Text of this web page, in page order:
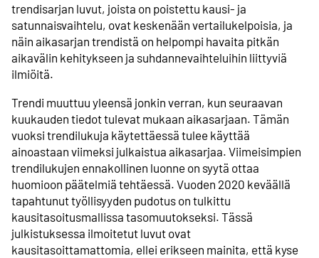
trendisarjan luvut, joista on poistettu kausi- ja
satunnaisvaihtelu, ovat keskenään vertailukelpoisia, ja
näin aikasarjan trendistä on helpompi havaita pitkän
aikavälin kehitykseen ja suhdannevaihteluihin liittyviä
ilmiöitä.
Trendi muuttuu yleensä jonkin verran, kun seuraavan
kuukauden tiedot tulevat mukaan aikasarjaan. Tämän
vuoksi trendilukuja käytettäessä tulee käyttää
ainoastaan viimeksi julkaistua aikasarjaa. Viimeisimpien
trendilukujen ennakollinen luonne on syytä ottaa
huomioon päätelmiä tehtäessä. Vuoden 2020 keväällä
tapahtunut työllisyyden pudotus on tulkittu
kausitasoitusmallissa tasomuutokseksi. Tässä
julkistuksessa ilmoitetut luvut ovat
kausitasoittamattomia, ellei erikseen mainita, että kyse